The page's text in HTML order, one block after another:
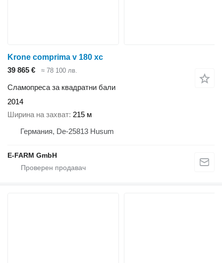
Krone comprima v 180 xc
39 865 €
≈ 78 100 лв.
Сламопреса за квадратни бали
2014
Ширина на захват 215 м
Германия, De-25813 Husum
E-FARM GmbH